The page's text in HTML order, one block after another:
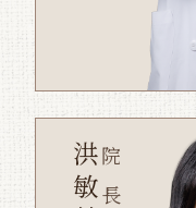
院長